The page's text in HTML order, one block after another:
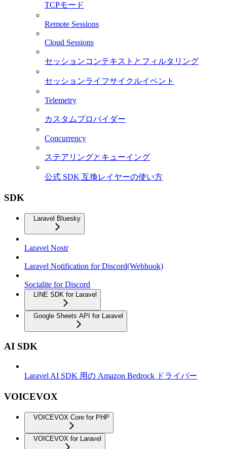
TCPモード
Remote Sessions
Cloud Sessions
セッションコンテキストとフィルタリング
セッションライフサイクルイベント
Telemetry
カスタムプロバイダー
Concurrency
ステアリングとキューイング
公式 SDK 互換レイヤーの使い方
SDK
Laravel Bluesky
Laravel Nostr
Laravel Notification for Discord(Webhook)
Socialite for Discord
LINE SDK for Laravel
Google Sheets API for Laravel
AI SDK
Laravel AI SDK 用の Amazon Bedrock ドライバー
VOICEVOX
VOICEVOX Core for PHP
VOICEVOX for Laravel